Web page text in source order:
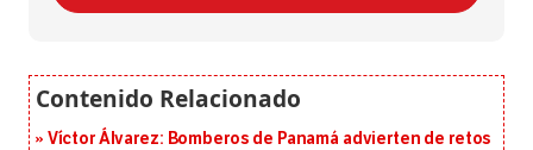
Víctor Álvarez: Bomberos de Panamá advierten de retos